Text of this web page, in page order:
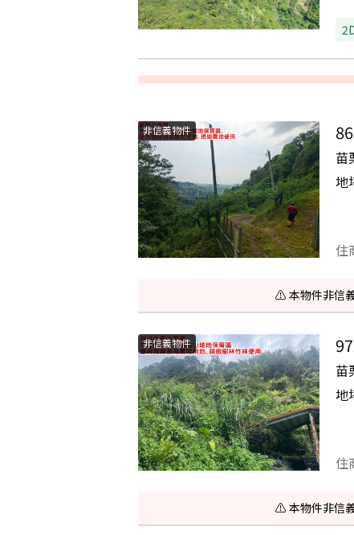
非信義物件
苗
地
住
⚠️ 本物件非信
非信義物件
苗
地
住
⚠️ 本物件非信